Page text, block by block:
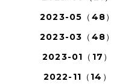
2023-05（48）
2023-03（48）
2023-01（17）
2022-11（14）